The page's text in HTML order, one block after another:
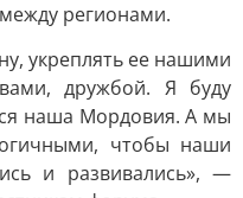
регионами.
укреплять ее нашими
дружбой. Я буду
наша Мордовия. А мы
чтобы наши
и развивались», —